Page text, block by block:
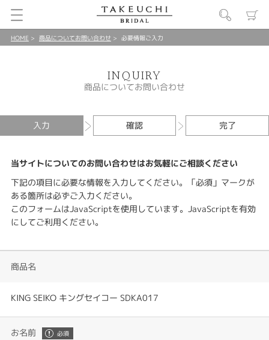
HOME 商品についてお問い合わせ 必要情報ご入力
INQUIRY
商品についてお問い合わせ
入力 確認 完了
当サイトについてのお問い合わせはお気軽にご相談ください
下記の項目に必要な情報を入力してください。「必須」マークが
ある箇所は必ずご入力ください。
このフォームはJavaScriptを使用しています。JavaScriptを有効
にしてご利用ください。
商品名
KING SEIKO キングセイコー SDKA017
お名前